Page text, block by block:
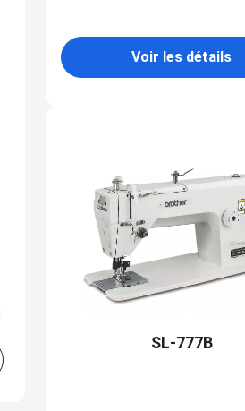
Voir les détails
SL-777B